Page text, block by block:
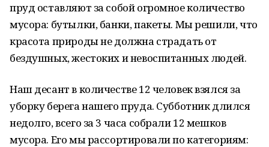
пруд оставляют за собой огромное количество
мусора: бутылки, банки, пакеты. Мы решили, что
красота природы не должна страдать от
бездушных, жестоких и невоспитанных людей.
Наш десант в количестве 12 человек взялся за
уборку берега нашего пруда. Субботник длился
недолго, всего за 3 часа собрали 12 мешков
мусора. Его мы рассортировали по категориям: